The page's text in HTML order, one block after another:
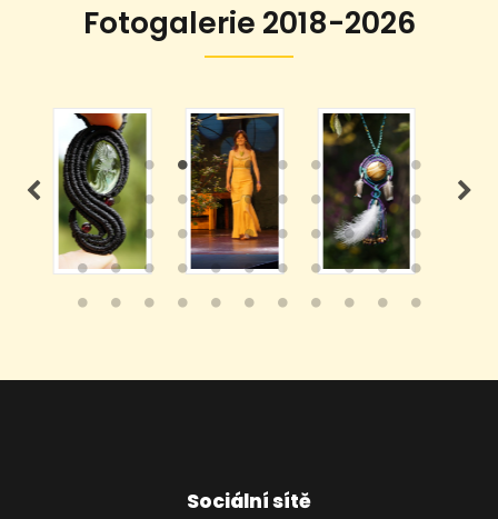
Fotogalerie 2018-2026
Sociální sítě